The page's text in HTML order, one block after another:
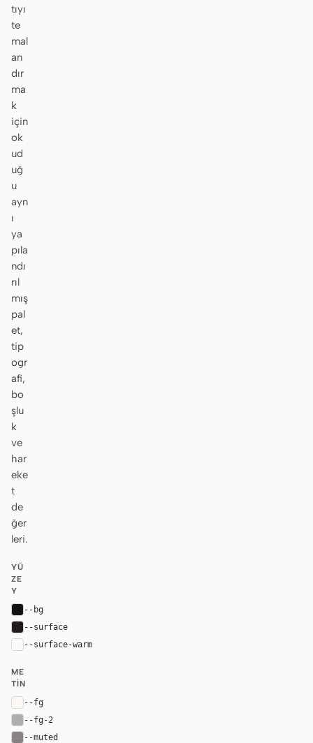
tıyı
te
mal
an
dır
ma
k
için
ok
ud
uğ
u
ayn
ı
ya
pıla
ndı
rıl
mış
pal
et,
tip
ogr
afi,
bo
şlu
k
ve
har
eke
t
de
ğer
leri.
YÜ
ZE
Y
--bg
--surface
--surface-warm
ME
TIN
--fg
--fg-2
--muted